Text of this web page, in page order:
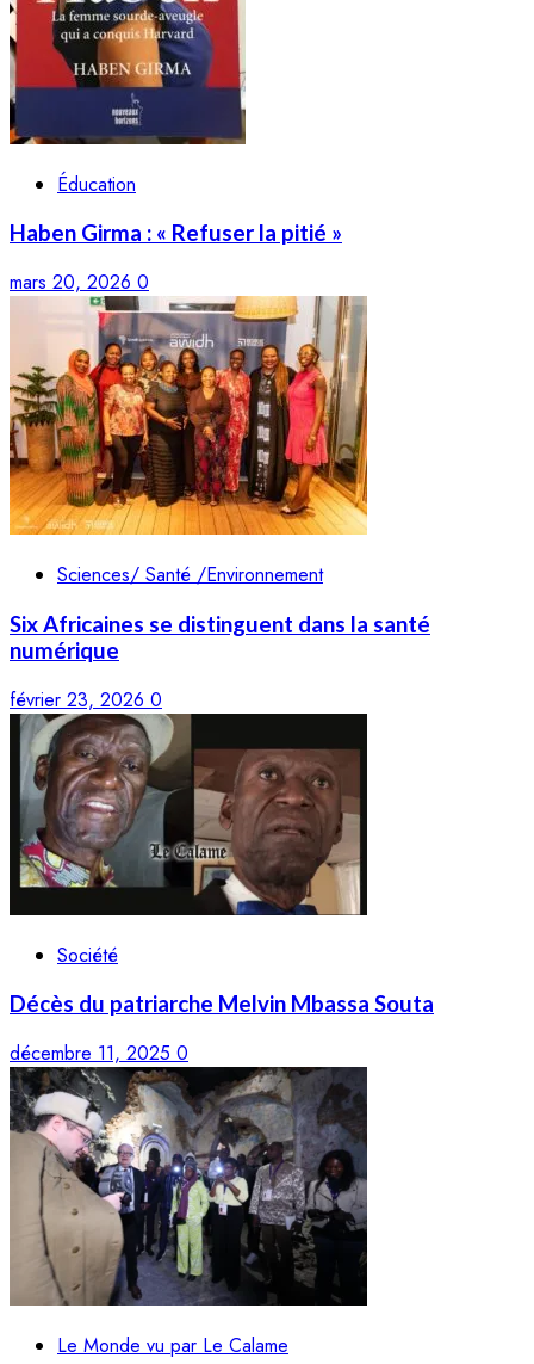
Éducation
Haben Girma : « Refuser la pitié »
mars 20, 2026 0
Sciences/ Santé /Environnement
Six Africaines se distinguent dans la santé
numérique
février 23, 2026 0
Société
Décès du patriarche Melvin Mbassa Souta
décembre 11, 2025 0
Le Monde vu par Le Calame